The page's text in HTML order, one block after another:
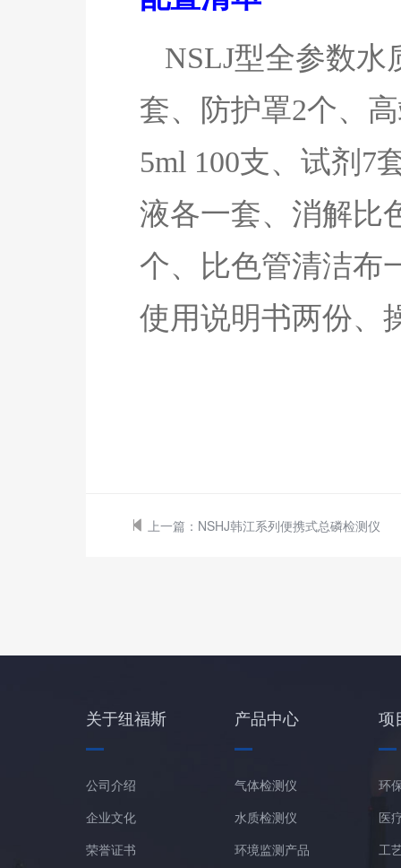
NSLJ型全参数水
套、防护罩2个、
5ml 100支、试剂7
液各一套、消解比
个、比色管清洁布
使用说明书两份、
上一篇： NSHJ韩江系列便携式总磷检测仪
关于纽福斯
公司介绍
企业文化
荣誉证书
产品中心
气体检测仪
水质检测仪
环境监测产品
项
环
医
工